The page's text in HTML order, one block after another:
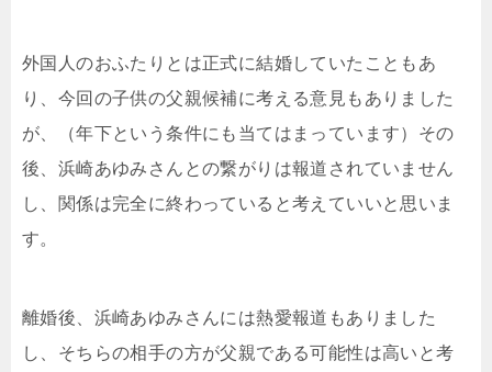
外国人のおふたりとは正式に結婚していたこともあ
り、今回の子供の父親候補に考える意見もありました
が、（年下という条件にも当てはまっています）その
後、浜崎あゆみさんとの繋がりは報道されていません
し、関係は完全に終わっていると考えていいと思いま
す。
離婚後、浜崎あゆみさんには熱愛報道もありました
し、そちらの相手の方が父親である可能性は高いと考